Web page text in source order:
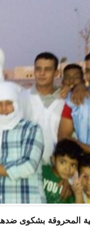
المحروقة بشكوى